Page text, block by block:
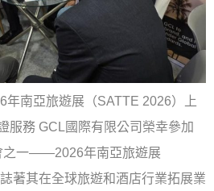
年南亞旅遊展（SATTE 2026）上
服務 GCL國際有限公司榮幸參加
之一——2026年南亞旅遊展
著其在全球旅遊和酒店行業拓展業